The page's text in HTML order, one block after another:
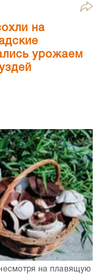
на
урожаем
на плавящую